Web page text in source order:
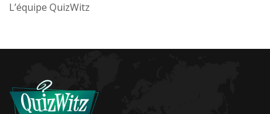
L’équipe QuizWitz